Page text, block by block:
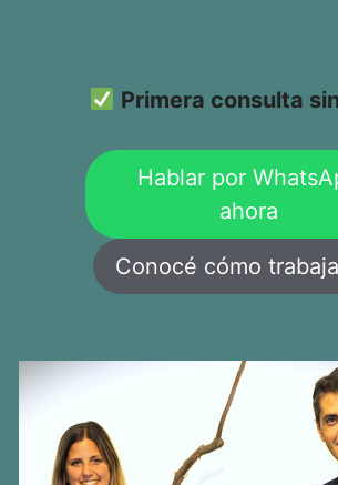
Primera consulta
Hablar por
ahora
Conocé cómo